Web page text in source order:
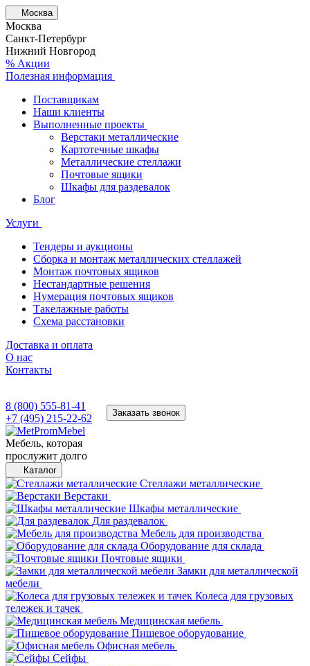
Москва
Москва
Санкт-Петербург
Нижний Новгород
% Акции
Полезная информация
Поставщикам
Наши клиенты
Выполненные проекты
Верстаки металлические
Картотечные шкафы
Металлические стеллажи
Почтовые ящики
Шкафы для раздевалок
Блог
Услуги
Тендеры и аукционы
Сборка и монтаж металлических стеллажей
Монтаж почтовых ящиков
Нестандартные решения
Нумерация почтовых ящиков
Такелажные работы
Схема расстановки
Доставка и оплата
О нас
Контакты
8 (800) 555-81-41
+7 (495) 215-22-62
Заказать звонок
Мебель, которая
прослужит долго
Каталог
Стеллажи металлические
Верстаки
Шкафы металлические
Для раздевалок
Мебель для производства
Оборудование для склада
Почтовые ящики
Замки для металлической
мебели
Колеса для грузовых
тележек и тачек
Медицинская мебель
Пищевое оборудование
Офисная мебель
Сейфы